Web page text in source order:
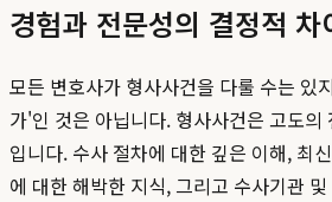
경험과 전문성의 결정적 차
모든 변호사가 형사사건을 다룰 수는 있
가'인 것은 아닙니다. 형사사건은 고도의
입니다. 수사 절차에 대한 깊은 이해, 최
에 대한 해박한 지식, 그리고 수사기관